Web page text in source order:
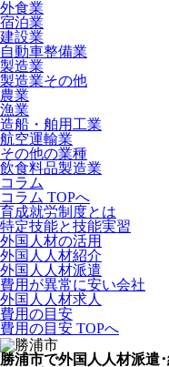
外食業
宿泊業
建設業
自動車整備業
製造業
製造業その他
農業
漁業
造船・舶用工業
航空運輸業
その他の業種
飲食料品製造業
コラム
コラム TOPへ
育成就労制度とは
特定技能と技能実習
外国人材の活用
外国人人材紹介
外国人人材派遣
費用が異常に安い会社
外国人人材求人
費用の目安
費用の目安 TOPへ
勝浦市で外国人人材派遣